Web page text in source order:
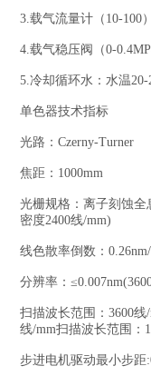
3.载气流量计（10-100
4.载气稳压阀（0-
5.冷却循环水：水温
单色器技术指标
光路：Czerny-Turner
焦距：1000mm
光栅规格：离子刻蚀全
密度2400线/mm)
线色散率倒数：
分辨率：
扫描波长范围：3600
线/mm扫描波长范围：
步进电机驱动最小步距